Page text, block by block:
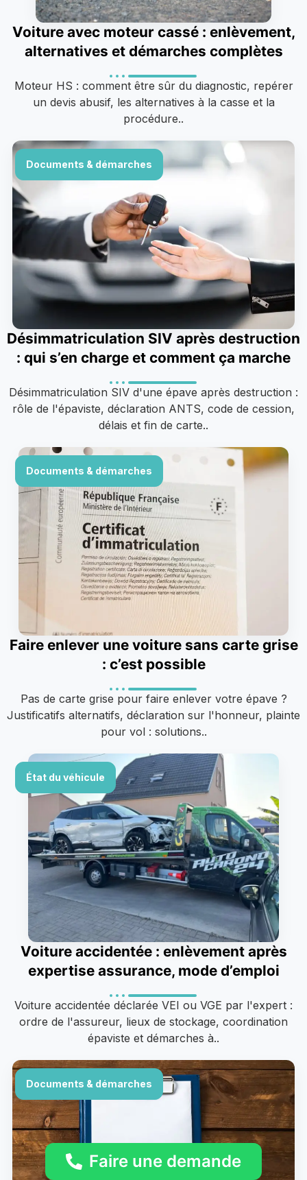
Voiture avec moteur cassé : enlèvement,
alternatives et démarches complètes
Moteur HS : comment être sûr du diagnostic, repérer
un devis abusif, les alternatives à la casse et la
procédure..
Documents & démarches
Désimmatriculation SIV après destruction
: qui s’en charge et comment ça marche
Désimmatriculation SIV d'une épave après destruction :
rôle de l'épaviste, déclaration ANTS, code de cession,
délais et fin de carte..
Documents & démarches
Faire enlever une voiture sans carte grise
: c’est possible
Pas de carte grise pour faire enlever votre épave ?
Justificatifs alternatifs, déclaration sur l'honneur, plainte
pour vol : solutions..
État du véhicule
Voiture accidentée : enlèvement après
expertise assurance, mode d’emploi
Voiture accidentée déclarée VEI ou VGE par l'expert :
ordre de l'assureur, lieux de stockage, coordination
épaviste et démarches à..
Documents & démarches
Faire une demande